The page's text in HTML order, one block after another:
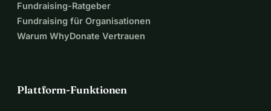
Fundraising-Ratgeber
Fundraising für Organisationen
Warum WhyDonate Vertrauen
Plattform-Funktionen